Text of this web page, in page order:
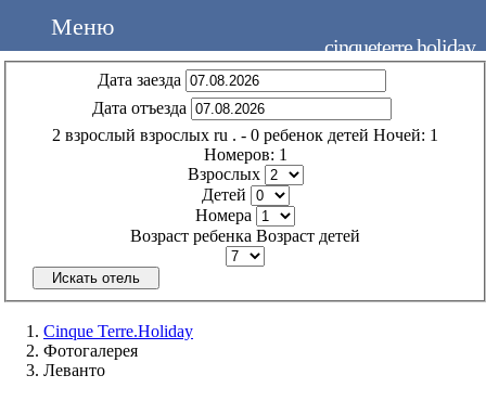
Меню
cinqueterre.holiday
Дата заезда
Дата отъезда
2 взрослый взрослых ru . - 0 ребенок детей Ночей: 1
Номеров: 1
Взрослых
Детей
Номера
Возраст ребенка Возраст детей
Искать отель
Cinque Terre.Holiday
Фотогалерея
Леванто